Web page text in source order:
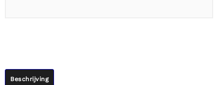
Beschrijving